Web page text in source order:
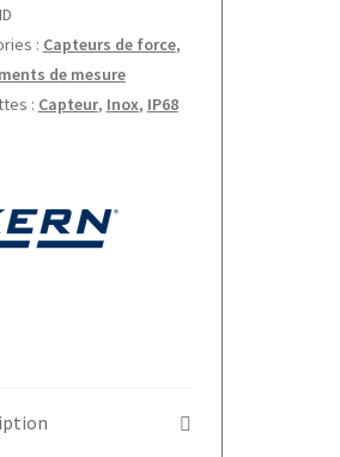
: Capteurs de force,
de mesure
: Capteur, Inox, IP68